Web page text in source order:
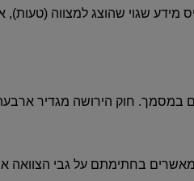
מידע שגוי שהוצג למצווה
במסמך. חוק הירושה מגדיר
בחתימתם על גבי